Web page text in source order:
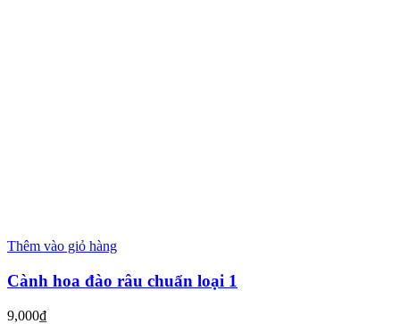
Thêm vào giỏ hàng
Cành hoa đào râu chuẩn loại 1
9,000₫